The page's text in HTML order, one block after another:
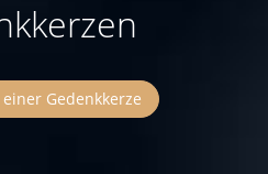
Gedenkkerze